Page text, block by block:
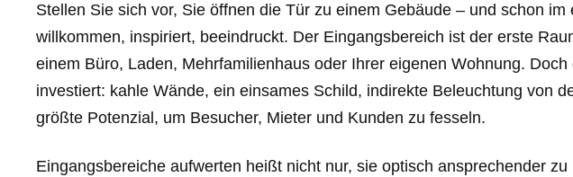
Stellen Sie sich vor, Sie öffnen die Tür zu einem Gebäude – und schon
willkommen, inspiriert, beeindruckt. Der Eingangsbereich ist der erste
einem Büro, Laden, Mehrfamilienhaus oder Ihrer eigenen Wohnung.
investiert: kahle Wände, ein einsames Schild, indirekte Beleuchtung von
größte Potenzial, um Besucher, Mieter und Kunden zu fesseln.
Eingangsbereiche aufwerten heißt nicht nur, sie optisch ansprechender